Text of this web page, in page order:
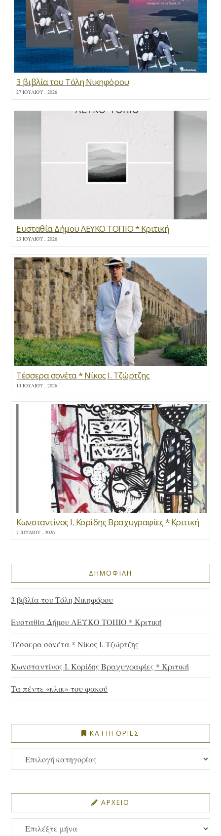
3 βιβλία του Τόλη Νικηφόρου
27 ΙΟΥΛΊΟΥ , 2026
Ευσταθία Δήμου ΛΕΥΚΟ ΤΟΠΙΟ * Κριτική
23 ΙΟΥΛΊΟΥ , 2026
Τέσσερα σονέτα * Νίκος Ι. Τζώρτζης
14 ΙΟΥΛΊΟΥ , 2026
Κωνσταντίνος Ι. Κορίδης Βραχυγραφίες * Κριτική
7 ΙΟΥΛΊΟΥ , 2026
ΔΗΜΟΦΙΛΗ
3 βιβλία του Τόλη Νικηφόρου
Ευσταθία Δήμου ΛΕΥΚΟ ΤΟΠΙΟ * Κριτική
Τέσσερα σονέτα * Νίκος Ι. Τζώρτζης
Κωνσταντίνος Ι. Κορίδης Βραχυγραφίες * Κριτική
Τα πέντε «κλικ» του φακού
ΚΑΤΗΓΟΡΙΕΣ
ΚΑΤΗΓΟΡΙΕΣ
ΑΡΧΕΙΟ
ΑΡΧΕΙΟ